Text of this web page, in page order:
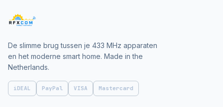
De slimme brug tussen je 433 MHz apparaten
en het moderne smart home. Made in the
Netherlands.
iDEAL PayPal VISA Mastercard